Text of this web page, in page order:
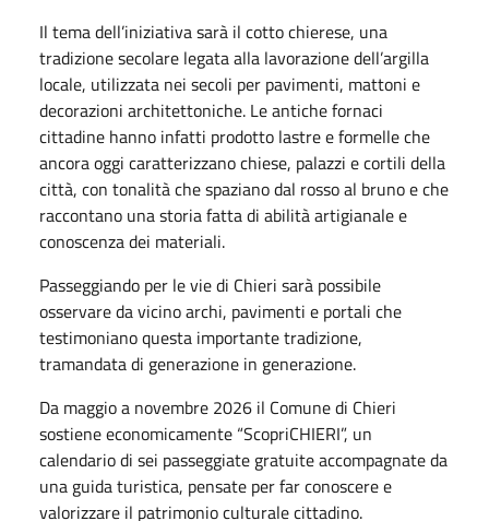
Il tema dell’iniziativa sarà il cotto chierese, una
tradizione secolare legata alla lavorazione dell’argilla
locale, utilizzata nei secoli per pavimenti, mattoni e
decorazioni architettoniche. Le antiche fornaci
cittadine hanno infatti prodotto lastre e formelle che
ancora oggi caratterizzano chiese, palazzi e cortili della
città, con tonalità che spaziano dal rosso al bruno e che
raccontano una storia fatta di abilità artigianale e
conoscenza dei materiali.
Passeggiando per le vie di Chieri sarà possibile
osservare da vicino archi, pavimenti e portali che
testimoniano questa importante tradizione,
tramandata di generazione in generazione.
Da maggio a novembre 2026 il Comune di Chieri
sostiene economicamente “ScopriCHIERI”, un
calendario di sei passeggiate gratuite accompagnate da
una guida turistica, pensate per far conoscere e
valorizzare il patrimonio culturale cittadino.